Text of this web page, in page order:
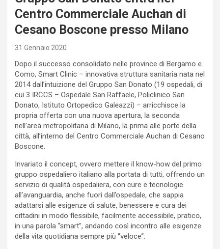
Centro Commerciale Auchan di
Cesano Boscone presso Milano
31 Gennaio 2020
Dopo il successo consolidato nelle province di Bergamo e
Como, Smart Clinic – innovativa struttura sanitaria nata nel
2014 dall’intuizione del Gruppo San Donato (19 ospedali, di
cui 3 IRCCS – Ospedale San Raffaele, Policlinico San
Donato, Istituto Ortopedico Galeazzi) – arricchisce la
propria offerta con una nuova apertura, la seconda
nell’area metropolitana di Milano, la prima alle porte della
città, all’interno del Centro Commerciale Auchan di Cesano
Boscone.
Invariato il concept, ovvero mettere il know-how del primo
gruppo ospedaliero italiano alla portata di tutti, offrendo un
servizio di qualità ospedaliera, con cure e tecnologie
all’avanguardia, anche fuori dall’ospedale, che sappia
adattarsi alle esigenze di salute, benessere e cura dei
cittadini in modo flessibile, facilmente accessibile, pratico,
in una parola “smart”, andando così incontro alle esigenze
della vita quotidiana sempre più “veloce”.